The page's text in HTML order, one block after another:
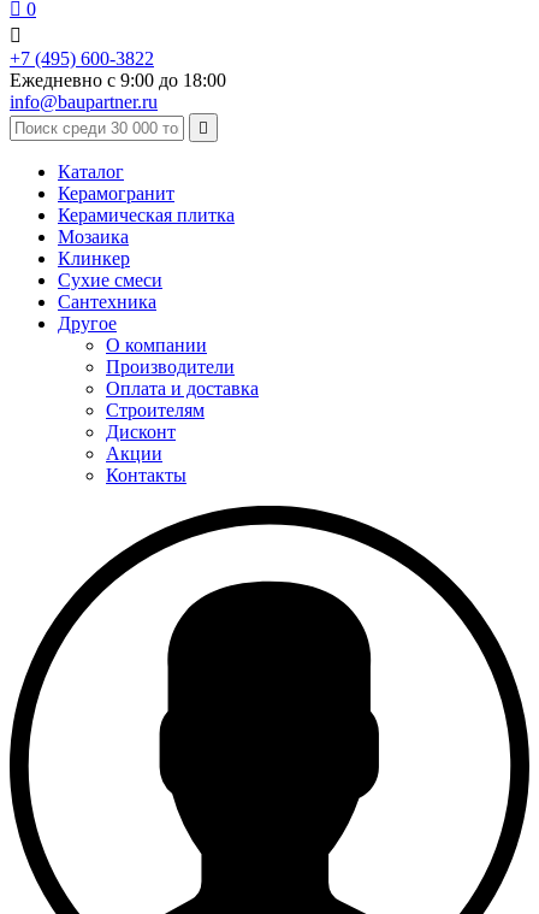
 0

+7 (495) 600-3822
Ежедневно с 9:00 до 18:00
info@baupartner.ru

Каталог
Керамогранит
Керамическая плитка
Мозаика
Клинкер
Сухие смеси
Сантехника
Другое
О компании
Производители
Оплата и доставка
Строителям
Дисконт
Акции
Контакты